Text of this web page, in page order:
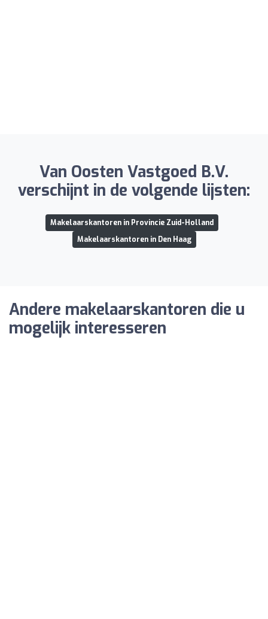
Van Oosten Vastgoed B.V.
verschijnt in de volgende lijsten:
Makelaarskantoren in Provincie Zuid-Holland
Makelaarskantoren in Den Haag
Andere makelaarskantoren die u
mogelijk interesseren